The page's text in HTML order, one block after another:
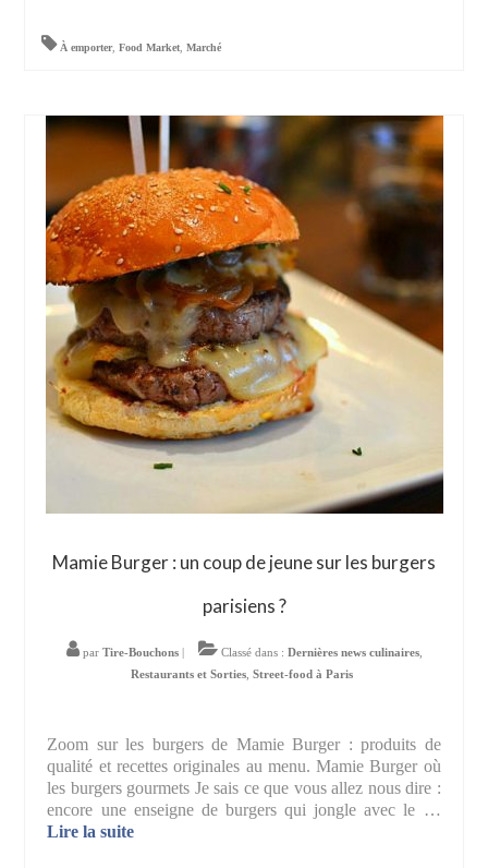
À emporter,Food Market,Marché
Mamie Burger : un coup de jeune sur les burgers
parisiens ?
par Tire-Bouchons| Classé dans : Dernières news culinaires,
Restaurants et Sorties, Street-food à Paris
Zoom sur les burgers de Mamie Burger : produits de
qualité et recettes originales au menu. Mamie Burger où
les burgers gourmets Je sais ce que vous allez nous dire :
encore une enseigne de burgers qui jongle avec le …
Lire la suite­­